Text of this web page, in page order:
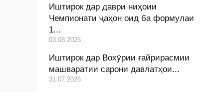
Иштирок дар даври ниҳоии
Чемпионати ҷаҳон оид ба формулаи
1...
03.08.2026
Иштирок дар Вохӯрии ғайрирасмии
машваратии сарони давлатҳои...
31.07.2026